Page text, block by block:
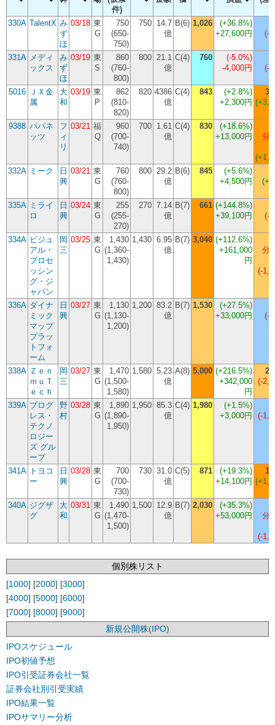
件)
330A TalentX み
ず
ほ
03/18 東
G
750
(650-
750)
750 14.7
億
B(6) 1,026 (+36.8%)
+27,600円
(-
331A メディ
ックス
み
ず
ほ
03/19 東
S
860
(760-
800)
800 21.1
億
C(4) 760 (-5.0%)
-4,000円
(-
5016
ＪＸ金
属
大
和
03/19 東
P
862
(810-
820)
820 4386
億
C(4) 843 (+2.8%)
+2,300円
9388 パパネ
ッツ
フ
ィ
リ
03/21 福
Q
960
(700-
740)
700 1.61
億
C(4) 830 (+18.6%)
+13,000円
分
332A ミーク
日
興
03/21 東
G
760
(760-
800)
800 29.2
億
B(6) 845 (+5.6%)
+4,500円
335A ミライ
ロ
日
興
03/24 東
G
255
(255-
270)
270 7.14
億
B(7) 661 (+144.8%)
+39,100円
(-
334A ビジュ
アル・
プロセ
ッシン
グ・ジ
ャパン
岡
三
03/25 東
G
1,430
(1,360-
1,430)
1,430 6.95
億
B(7) 3,040 (+112.6%)
+161,000
円
分
(-
336A ダイナ
ミック
マップ
プラッ
トフォ
ーム
日
興
03/27 東
G
1,130
(1,130-
1,200)
1,200 83.2
億
B(7) 1,530 (+27.5%)
+33,000円
(-
338A Ｚｅｎ
ｍｕＴ
ｅｃｈ
岡
三
03/27 東
G
1,470
(1,500-
1,580)
1,580 5.23
億
A(8) 5,000 (+216.5%)
+342,000
円
(-
339A プログ
レス・
テクノ
ロジー
ズ グル
ープ
野
村
03/28 東
G
1,890
(1,890-
1,950)
1,950 85.3
億
C(4) 1,980 (+1.5%)
+3,000円
(-
341A トヨコ
ー
日
興
03/28 東
G
700
(700-
730)
730 31.0
億
C(5) 871 (+19.3%)
+14,100円
340A ジグザ
グ
大
和
03/31 東
G
1,490
(1,470-
1,500)
1,500 12.9
億
B(7) 2,030 (+35.3%)
+53,000円
分
(-
個別株リスト
[1000] [2000] [3000]
[4000] [5000] [6000]
[7000] [8000] [9000]
新規公開株(IPO)
IPOスケジュール
IPO初値予想
IPO引受証券会社一覧
証券会社別引受実績
IPO結果一覧
IPOサマリー分析